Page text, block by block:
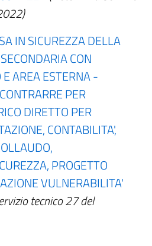
IN SICUREZZA DELLA
CON
AREA ESTERNA -
PER
DIRETTO PER
CONTABILITA',
PROGETTO
VULNERABILITA'
tecnico 27 del